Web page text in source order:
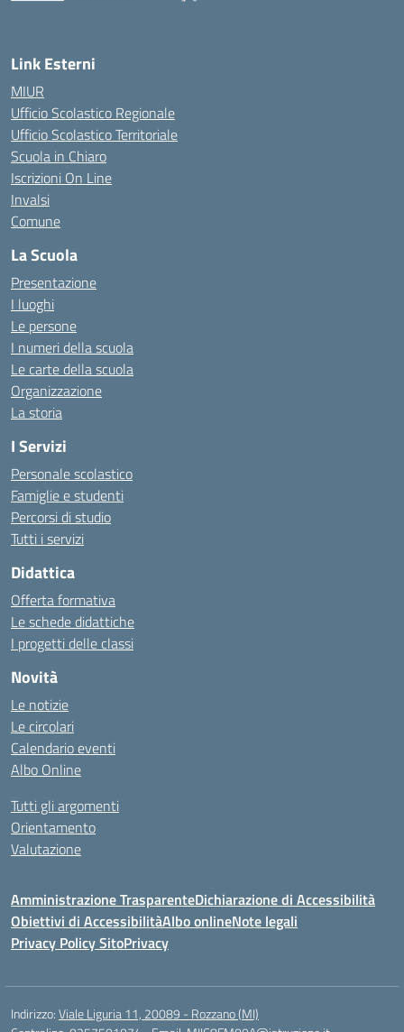
Link Esterni
MIUR
Ufficio Scolastico Regionale
Ufficio Scolastico Territoriale
Scuola in Chiaro
Iscrizioni On Line
Invalsi
Comune
La Scuola
Presentazione
I luoghi
Le persone
I numeri della scuola
Le carte della scuola
Organizzazione
La storia
I Servizi
Personale scolastico
Famiglie e studenti
Percorsi di studio
Tutti i servizi
Didattica
Offerta formativa
Le schede didattiche
I progetti delle classi
Novità
Le notizie
Le circolari
Calendario eventi
Albo Online
Tutti gli argomenti
Orientamento
Valutazione
Amministrazione TrasparenteDichiarazione di Accessibilità
Obiettivi di AccessibilitàAlbo onlineNote legali
Privacy Policy SitoPrivacy
Indirizzo:Viale Liguria 11, 20089 - Rozzano (MI)